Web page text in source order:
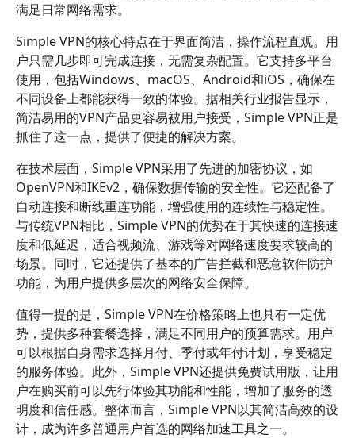
满足日常网络需求。
Simple VPN的核心特点在于界面简洁，操作流程直观。用
户只需几步即可完成连接，无需复杂配置。它支持多平台
使用，包括Windows、macOS、Android和iOS，确保在
不同设备上都能获得一致的体验。据相关行业报告显示，
简洁易用的VPN产品更容易被用户接受，Simple VPN正是
抓住了这一点，提供了便捷的解决方案。
在技术层面，Simple VPN采用了先进的加密协议，如
OpenVPN和IKEv2，确保数据传输的安全性。它还配备了
自动连接和断线重连功能，增强使用的连续性与稳定性。
与传统VPN相比，Simple VPN的优势在于其快速的连接速
度和低延迟，适合视频流、游戏等对网络速度要求较高的
场景。同时，它还提供了基本的广告拦截和恶意软件防护
功能，为用户提供多层次的网络安全保障。
值得一提的是，Simple VPN在价格策略上也具有一定优
势，提供多种套餐选择，满足不同用户的预算需求。用户
可以根据自身需求选择月付、季付或年付计划，享受稳定
的服务体验。此外，Simple VPN还提供免费试用版，让用
户在购买前可以先行体验其功能和性能，增加了服务的透
明度和信任感。整体而言，Simple VPN以其简洁高效的设
计，成为许多普通用户首选的网络加速工具之一。